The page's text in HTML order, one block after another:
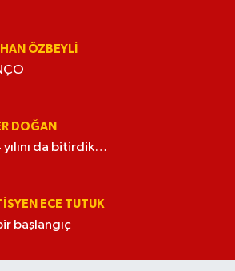
ÖZBEYLI
DOĞAN
da bitirdik…
ECE TUTUK
başlangıç